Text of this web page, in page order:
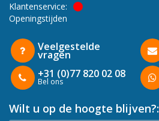
Klantenservice:
Openingstijden
Veelgestelde
vragen
+31 (0)77 820 02 08
Bel ons
Wilt u op de hoogte blijven?: